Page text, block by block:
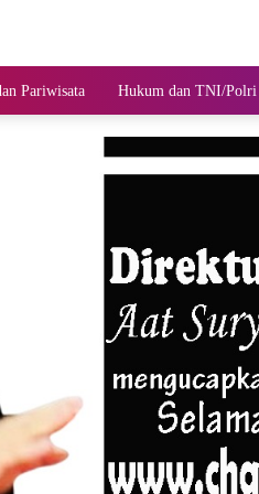
Pariwisata Hukum dan TNI/Polri